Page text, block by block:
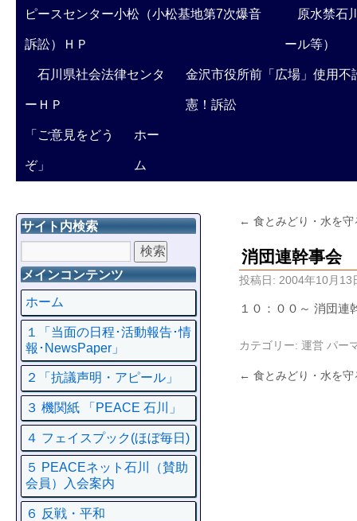
ピースセンター小松（小松基地第7次爆音
訴訟）ＨＰ
原水禁石
ール等）
石川県社会法律センタ
ーＨＰ
金沢市役所前「広場」使用不
憲！訴訟
「ご意見をどう
ぞ」
ホー
ム
← 食とみどり・水を
消団連幹事会
投稿日: 2004年10月13
１０：００～ 消団連
カテゴリー: 運営 パー
← 食とみどり・水を
サイト内検索
メインコンテンツ
ホーム
１「当面の日程･活動報告･情
報･NewsPaper」
２「抗議声明・アピール」
３ 機関紙 「PEACE 石川」
４ フェイスプック(ほぼ毎日)
５ PEACEネット石川（賛助
会員）入会案内
６ 反戦・平和